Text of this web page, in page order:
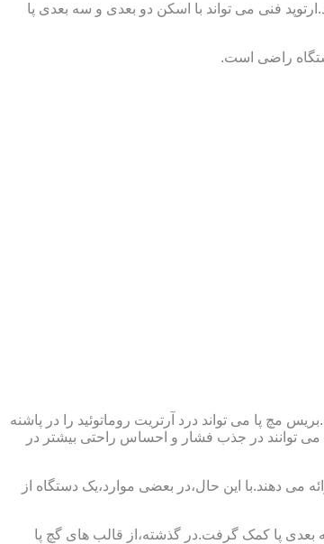
فنی می تواند با اسکن دو بعدی و سه بعدی پا
راضی است.
مچ پا می تواند درد آرتریت روماتوئید را در پاشنه
توانند در جذب فشار و احساس راحتی بیشتر در
می دهند.با این حال،در بعضی موارد،یک دستگاه از
بعدی پا کمک گرفت.در گذشته،از قالب های گچ پا